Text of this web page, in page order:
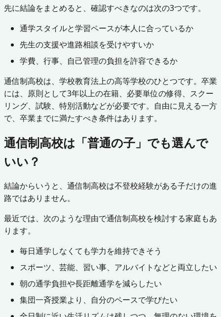
先に結論をまとめると、確認すべきなのは次の3つです。
通学スタイルと学習ペースが本人に合っているか
先生の支援や進路相談を受けやすいか
学費、行事、自己管理の負担を許容できるか
通信制高校は、学校教育法上の高等学校のひとつです。卒業
には、原則として3年以上の在籍、必要単位の修得、スクー
リング、試験、特別活動などが必要です。自由に見える一方
で、卒業までに満たすべき条件はあります。
通信制高校は「普通の子」でも選んで
いい？
結論からいうと、通信制高校は不登校経験がある子だけの進
路ではありません。
最近では、次のような理由で通信制高校を検討する家庭もあ
ります。
毎日通学しなくても学力を維持できそう
スポーツ、芸能、習い事、アルバイトなどと両立したい
朝の通学負担や長距離通学を減らしたい
集団一斉授業より、自分のペースで学びたい